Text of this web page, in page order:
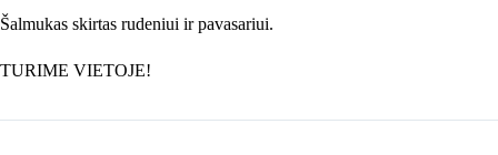
Šalmukas skirtas rudeniui ir pavasariui.
TURIME VIETOJE!